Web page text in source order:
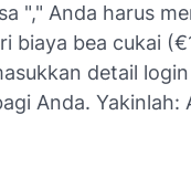
"," Anda harus
biaya bea cukai
detail
Anda. Yakinlah: